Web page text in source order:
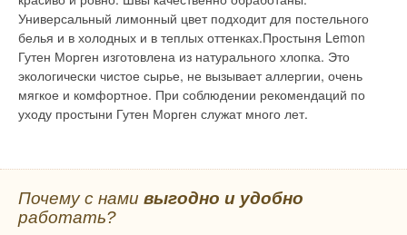
Универсальный лимонный цвет подходит для постельного
белья и в холодных и в теплых оттенках.Простыня Lemon
Гутен Морген изготовлена из натурального хлопка. Это
экологически чистое сырье, не вызывает аллергии, очень
мягкое и комфортное. При соблюдении рекомендаций по
уходу простыни Гутен Морген служат много лет.
Почему с нами выгодно и удобно
работать?